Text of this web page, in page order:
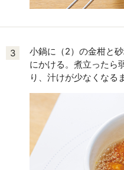
3
小鍋に（2）の金柑と
にかける。煮立ったら
り、汁けが少なくなる